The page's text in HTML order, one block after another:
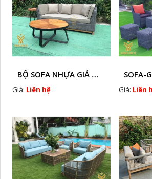
BỘ SOFA NHỰA GIẢ MÂY HTT - S86
Giá: Liên hệ Giá: Liên